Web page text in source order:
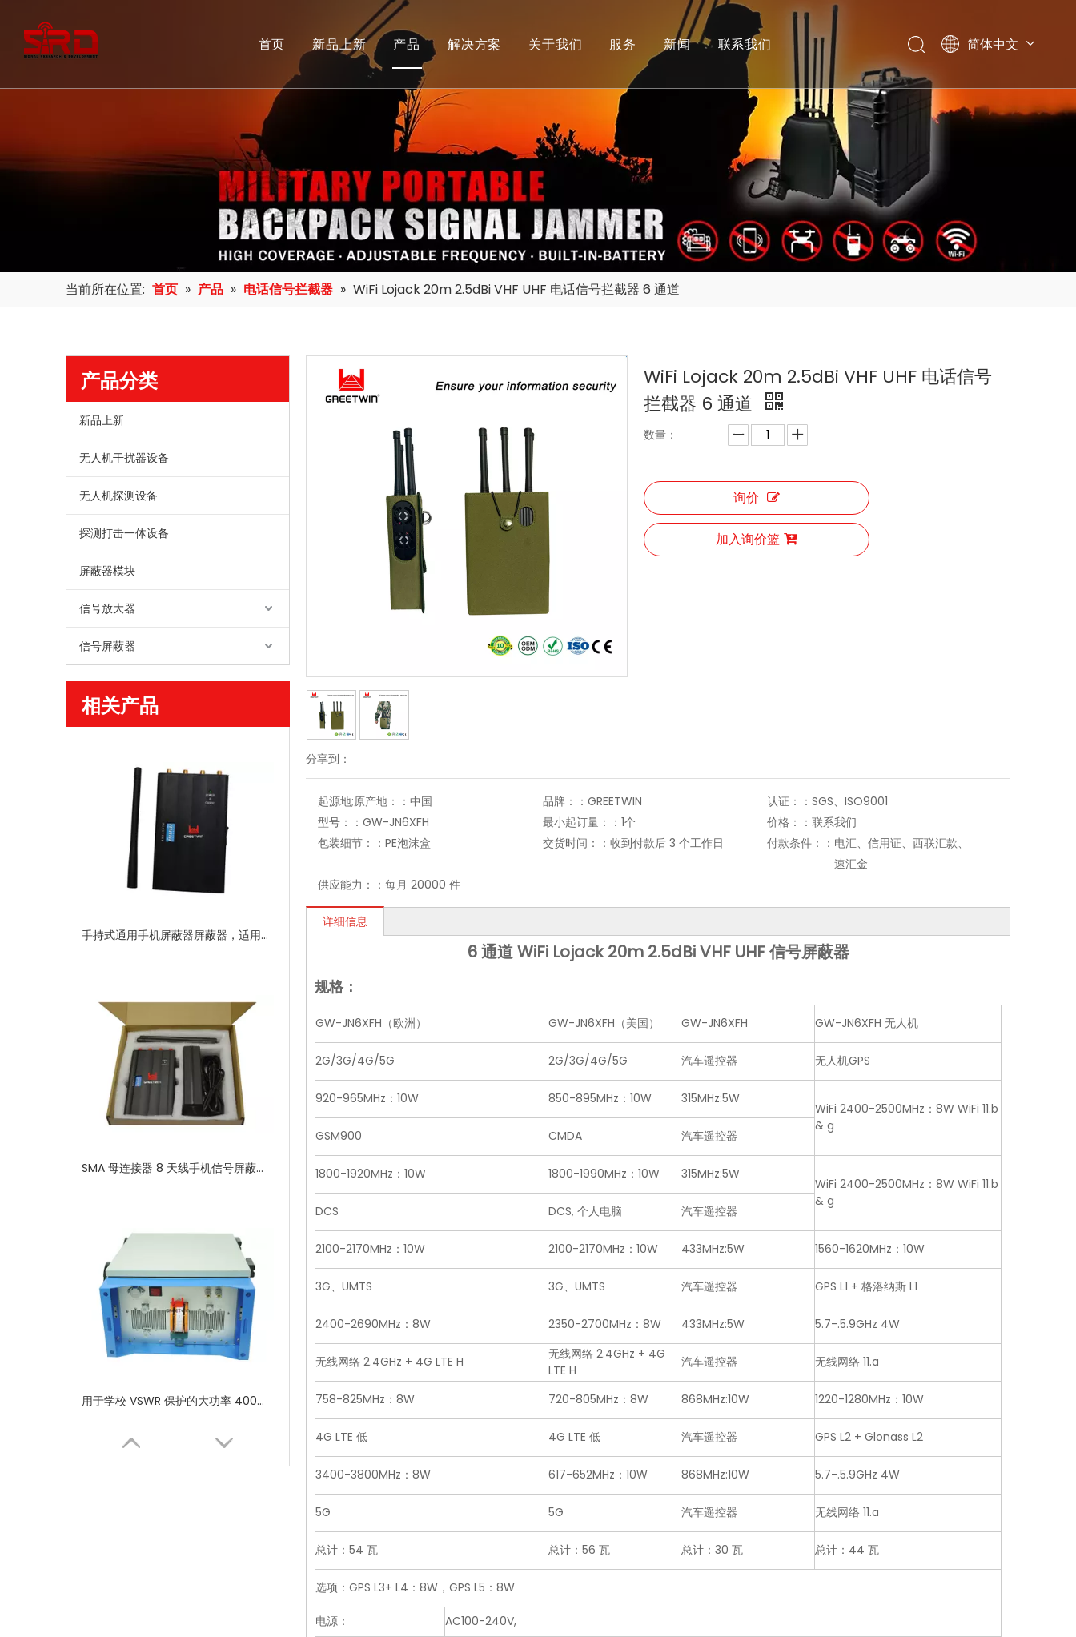
首页 新品上新 产品
信号放大器
信号屏蔽器
无人机探测设备
探测打击一体设备
无人机干扰器设备
屏蔽器模块
解决方案 关于我们
荣誉&团队
服务
下载
新闻 联系我们 简体中文
当前所在位置: 首页 » 产品 » 电话信号拦截器 » WiFi Lojack 20m 2.5dBi VHF UHF 电话信号拦截器 6 通道
产品分类
新品上新
无人机干扰器设备
无人机探测设备
探测打击一体设备
屏蔽器模块
信号放大器
信号屏蔽器
相关产品
手持式通用手机屏蔽器屏蔽器，适用于 8 频段高频
SMA 母连接器 8 天线手机信号屏蔽器干扰器，带独立开关
用于学校 VSWR 保护的大功率 400W 信号屏蔽器 GSM 手机信号屏蔽器
分享到：
WiFi Lojack 20m 2.5dBi VHF UHF 电话信号
拦截器 6 通道
数量：
询价
加入询价篮
起源地;原产地：： 中国 品牌：： GREETWIN 认证：： SGS、ISO9001
型号：： GW-JN6XFH 最小起订量：： 1个 价格：： 联系我们
包装细节：： PE泡沫盒 交货时间：： 收到付款后 3 个工作日 付款条件：： 电汇、信用证、西联汇款、
速汇金
供应能力：： 每月 20000 件
详细信息
6 通道 WiFi Lojack 20m 2.5dBi VHF UHF 信号屏蔽器
规格：
GW-JN6XFH（欧洲） GW-JN6XFH（美国） GW-JN6XFH GW-JN6XFH 无人机
2G/3G/4G/5G 2G/3G/4G/5G 汽车遥控器 无人机GPS
920-965MHz：10W 850-895MHz：10W 315MHz:5W
WiFi 2400-2500MHz：8W WiFi 11.b
& g
GSM900 CMDA 汽车遥控器
1800-1920MHz：10W 1800-1990MHz：10W 315MHz:5W
WiFi 2400-2500MHz：8W WiFi 11.b
& g
DCS DCS, 个人电脑 汽车遥控器
2100-2170MHz：10W 2100-2170MHz：10W 433MHz:5W 1560-1620MHz：10W
3G、UMTS 3G、UMTS 汽车遥控器 GPS L1 + 格洛纳斯 L1
2400-2690MHz：8W 2350-2700MHz：8W 433MHz:5W 5.7-.5.9GHz 4W
无线网络 2.4GHz + 4G LTE H
无线网络 2.4GHz + 4G
LTE H
汽车遥控器 无线网络 11.a
758-825MHz：8W 720-805MHz：8W 868MHz:10W 1220-1280MHz：10W
4G LTE 低 4G LTE 低 汽车遥控器 GPS L2 + Glonass L2
3400-3800MHz：8W 617-652MHz：10W 868MHz:10W 5.7-.5.9GHz 4W
5G 5G 汽车遥控器 无线网络 11.a
总计：54 瓦 总计：56 瓦 总计：30 瓦 总计：44 瓦
选项：GPS L3+ L4：8W，GPS L5：8W
电源： AC100-240V,